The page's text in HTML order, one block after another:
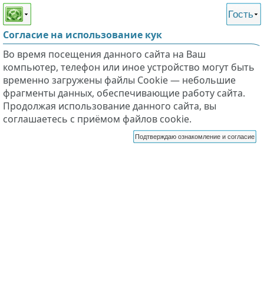
Этот сайт поддерживает
слабовидящих
Гость
Согласие на использование кук
Во время посещения данного сайта на Ваш
компьютер, телефон или иное устройство могут быть
временно загружены файлы Cookie — небольшие
фрагменты данных, обеспечивающие работу сайта.
Продолжая использование данного сайта, вы
соглашаетесь с приёмом файлов cookie.
Подтверждаю ознакомление и согласие